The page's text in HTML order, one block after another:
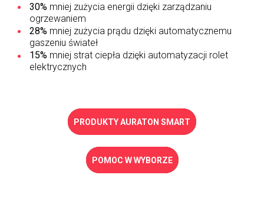
30% mniej zużycia energii dzięki zarządzaniu
ogrzewaniem
28% mniej zużycia prądu dzięki automatycznemu
gaszeniu świateł
15% mniej strat ciepła dzięki automatyzacji rolet
elektrycznych
PRODUKTY AURATON SMART
POMOC W WYBORZE